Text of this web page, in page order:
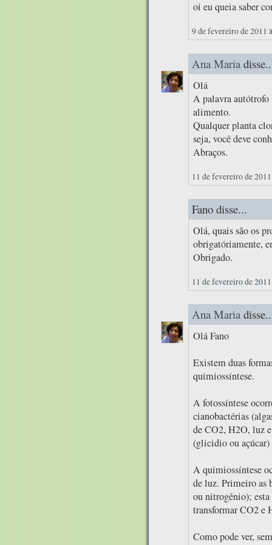
oi eu queia saber
9 de fevereiro de 2011
Ana Maria
Olá
A palavra
alimento.
Qualquer planta
seja, você deve
Abraços.
11 de fevereiro de
Fano disse...
Olá, quais são os
obrigatóriamente,
Obrigado.
11 de fevereiro de
Ana Maria
Olá Fano
Existem duas
quimiossíntese.
A fotossíntese
cianobactérias
de CO2, H2O, luz
(glicidio ou açúcar)
A quimiossíntese
de luz. Primeiro as
ou nitrogênio); esta
transformar CO2 e
Como pode ver,